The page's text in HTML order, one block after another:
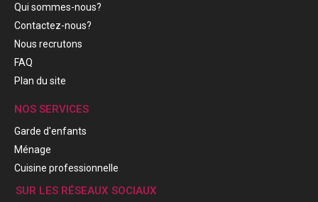
Qui sommes-nous?
Contactez-nous?
Nous recrutons
FAQ
Plan du site
NOS SERVICES
Garde d'enfants
Ménage
Cuisine professionnelle
SUR LES RÉSEAUX SOCIAUX